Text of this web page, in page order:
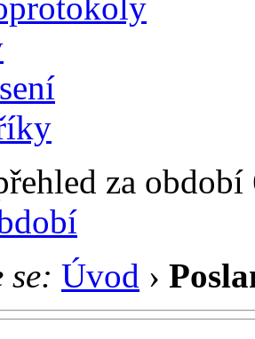
za
se: Úvod ›